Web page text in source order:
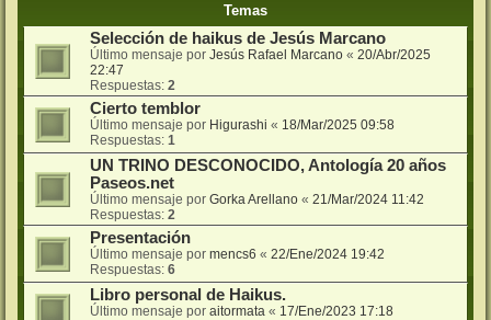
Temas
Selección de haikus de Jesús Marcano
Último mensaje por Jesús Rafael Marcano « 20/Abr/2025
22:47
Respuestas: 2
Cierto temblor
Último mensaje por Higurashi « 18/Mar/2025 09:58
Respuestas: 1
UN TRINO DESCONOCIDO, Antología 20 años
Paseos.net
Último mensaje por Gorka Arellano « 21/Mar/2024 11:42
Respuestas: 2
Presentación
Último mensaje por mencs6 « 22/Ene/2024 19:42
Respuestas: 6
Libro personal de Haikus.
Último mensaje por aitormata « 17/Ene/2023 17:18